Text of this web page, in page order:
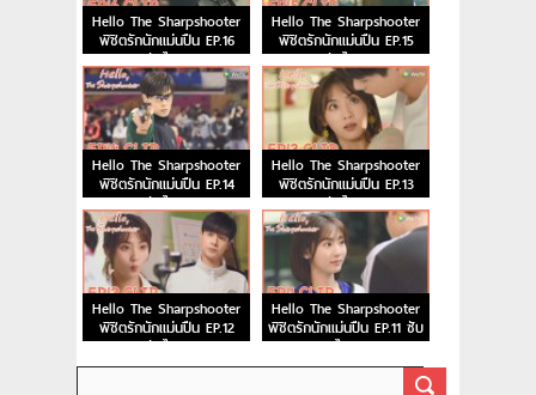
Hello The Sharpshooter
พิชิตรักนักแม่นปืน EP.16
ซับไทย
Hello The Sharpshooter
พิชิตรักนักแม่นปืน EP.15
ซับไทย
Hello The Sharpshooter
พิชิตรักนักแม่นปืน EP.14
ซับไทย
Hello The Sharpshooter
พิชิตรักนักแม่นปืน EP.13
ซับไทย
Hello The Sharpshooter
พิชิตรักนักแม่นปืน EP.12
ซับไทย
Hello The Sharpshooter
พิชิตรักนักแม่นปืน EP.11 ซับ
ไทย